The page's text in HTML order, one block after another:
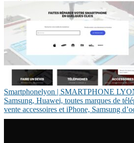
Smartpho­nel­yon | SMARTPHONE
Samsung, Huawei, toutes marques de
vente accessoires et iPhone, Samsung